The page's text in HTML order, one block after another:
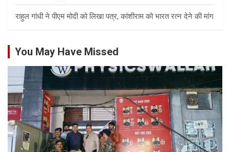
राहुल गांधी ने पीएम मोदी को लिखा पत्र, कांशीराम को भारत रत्न देने की मांग
You May Have Missed